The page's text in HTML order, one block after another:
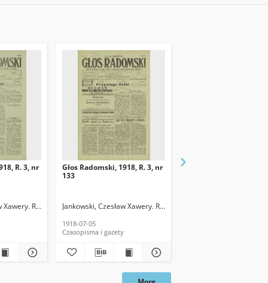
R. 3, nr
Red.
Głos Radomski, 1918, R. 3, nr
133
Jankowski, Czesław Xawery. Red.
1918-07-05
Czasopisma i gazety